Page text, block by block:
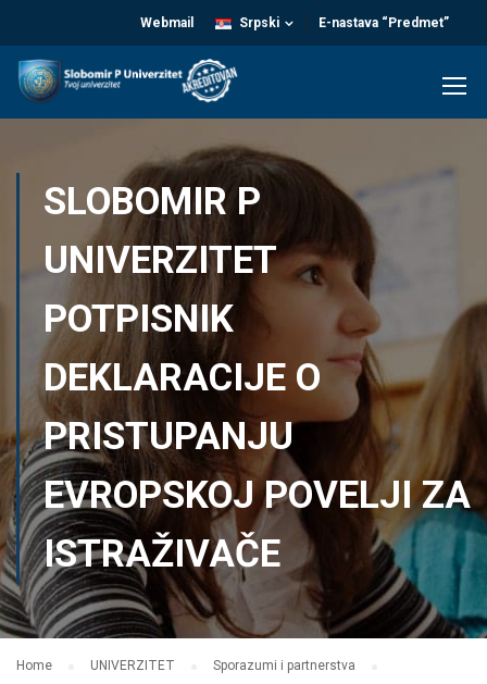
E-nastava “Predmet”
Srpski
Webmail
SLOBOMIR P
UNIVERZITET
POTPISNIK
DEKLARACIJE O
PRISTUPANJU
EVROPSKOJ POVELJI ZA
ISTRAŽIVAČE
Home UNIVERZITET
Sporazumi i partnerstva